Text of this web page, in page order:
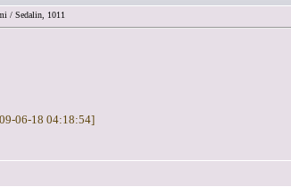
/ Sedalin, 1011
06-18 04:18:54]